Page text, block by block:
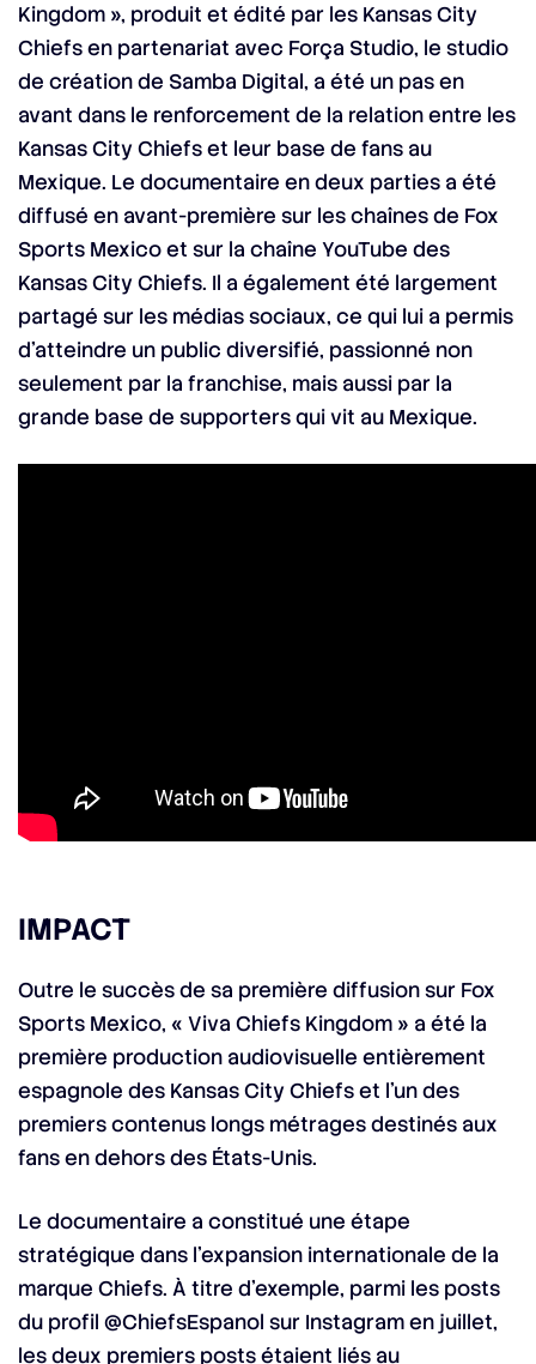
Kingdom », produit et édité par les Kansas City
Chiefs en partenariat avec Força Studio, le studio
de création de Samba Digital, a été un pas en
avant dans le renforcement de la relation entre les
Kansas City Chiefs et leur base de fans au
Mexique. Le documentaire en deux parties a été
diffusé en avant-première sur les chaînes de Fox
Sports Mexico et sur la chaîne YouTube des
Kansas City Chiefs. Il a également été largement
partagé sur les médias sociaux, ce qui lui a permis
d’atteindre un public diversifié, passionné non
seulement par la franchise, mais aussi par la
grande base de supporters qui vit au Mexique.
IMPACT
Outre le succès de sa première diffusion sur Fox
Sports Mexico, « Viva Chiefs Kingdom » a été la
première production audiovisuelle entièrement
espagnole des Kansas City Chiefs et l’un des
premiers contenus longs métrages destinés aux
fans en dehors des États-Unis.
Le documentaire a constitué une étape
stratégique dans l’expansion internationale de la
marque Chiefs. À titre d’exemple, parmi les posts
du profil @ChiefsEspanol sur Instagram en juillet,
les deux premiers posts étaient liés au